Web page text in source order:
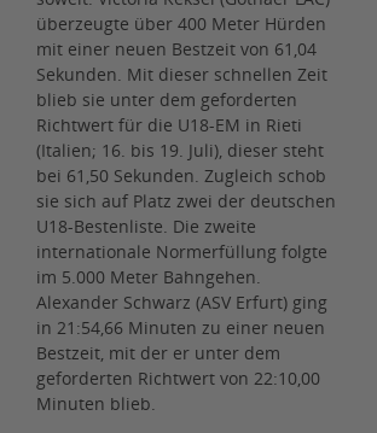
überzeugte über 400 Meter Hürden
mit einer neuen Bestzeit von 61,04
Sekunden. Mit dieser schnellen Zeit
blieb sie unter dem geforderten
Richtwert für die U18-EM in Rieti
(Italien; 16. bis 19. Juli), dieser steht
bei 61,50 Sekunden. Zugleich schob
sie sich auf Platz zwei der deutschen
U18-Bestenliste. Die zweite
internationale Normerfüllung folgte
im 5.000 Meter Bahngehen.
Alexander Schwarz (ASV Erfurt) ging
in 21:54,66 Minuten zu einer neuen
Bestzeit, mit der er unter dem
geforderten Richtwert von 22:10,00
Minuten blieb.